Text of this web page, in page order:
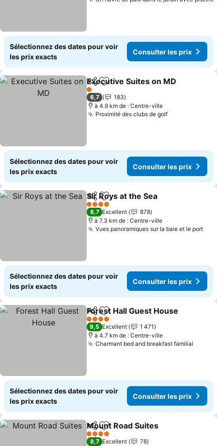
Sélectionnez des dates pour voir
les prix exacts
Consulter les prix
PartagerAjouter à mes favoris
Executive Suites on MD
1 Étoiles
6,7
183
à 4.9 km de : Centre-ville
Proximité des clubs de golfConsulter
Sélectionnez des dates pour voir
les prix exacts
Consulter les prix
PartagerAjouter à mes favoris
Sir Roys at the Sea
4 Étoiles
8,7 Excellent
878
à 7.3 km de : Centre-ville
Vues panoramiques sur la baie et le port
Sélectionnez des dates pour voir
les prix exacts
Consulter les prix
PartagerAjouter à mes favoris
Forest Hall Guest House
4 Étoiles
9,5 Excellent
1 471
à 4.7 km de : Centre-ville
Charmant bed and breakfast familial
Sélectionnez des dates pour voir
les prix exacts
Consulter les prix
PartagerAjouter à mes favoris
Mount Road Suites
4 Étoiles
8,7 Excellent
78